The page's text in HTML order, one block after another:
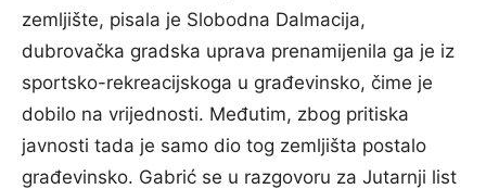
zemljište, pisala je Slobodna Dalmacija,
dubrovačka gradska uprava prenamijenila ga je iz
sportsko-rekreacijskoga u građevinsko, čime je
dobilo na vrijednosti. Međutim, zbog pritiska
javnosti tada je samo dio tog zemljišta postalo
građevinsko. Gabrić se u razgovoru za Jutarnji list